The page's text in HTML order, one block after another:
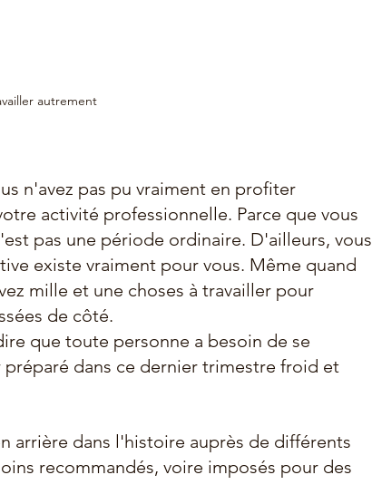
autrement
n'avez pas pu vraiment en profiter
activité professionnelle. Parce que vous
pas une période ordinaire. D'ailleurs, vous
existe vraiment pour vous. Même quand
mille et une choses à travailler pour
de côté.
que toute personne a besoin de se
dans ce dernier trimestre froid et
arrière dans l'histoire auprès de différents
recommandés, voire imposés pour des